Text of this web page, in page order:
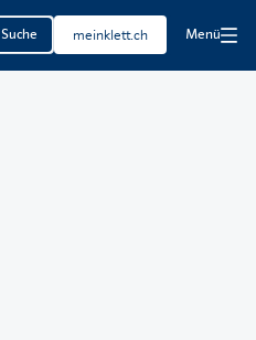
Suche meinklett.ch Menü